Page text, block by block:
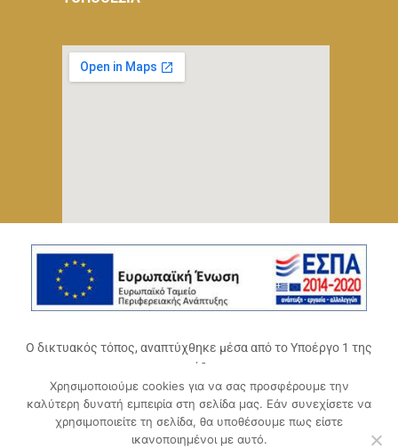
Ο δικτυακός τόπος, αναπτύχθηκε μέσα από το Υποέργο 1 της
πράξης
«Ψηφιακό Οικοσύστημα Επιχειρηματικότητας του
Επιμελητηρίου Αχαΐας» (ΟΠΣ 5045300),
Επιχειρησιακό Πρόγραμμα «Δυτική Ελλάδα 2014-2020».
Χρησιμοποιούμε cookies για να σας προσφέρουμε την
καλύτερη δυνατή εμπειρία στη σελίδα μας. Εάν συνεχίσετε να
χρησιμοποιείτε τη σελίδα, θα υποθέσουμε πως είστε
ικανοποιημένοι με αυτό.